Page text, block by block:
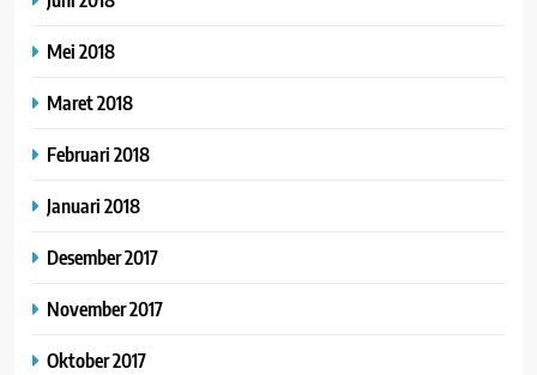
Mei 2018
Maret 2018
Februari 2018
Januari 2018
Desember 2017
November 2017
Oktober 2017